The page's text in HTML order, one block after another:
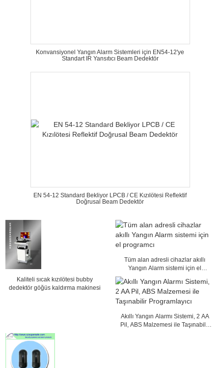
Konvansiyonel Yangın Alarm Sistemleri için EN54-12'ye
Standart IR Yansıtıcı Beam Dedektör
EN 54-12 Standard Bekliyor LPCB / CE Kızılötesi Reflektif
Doğrusal Beam Dedektör
Kaliteli sıcak kızılötesi bubby
dedektör göğüs kaldırma makinesi
Tüm alan adresli cihazlar akıllı
Yangın Alarm sistemi için el
Akıllı Yangın Alarmı Sistemi, 2 AA
Pil, ABS Malzemesi ile Taşınabilir